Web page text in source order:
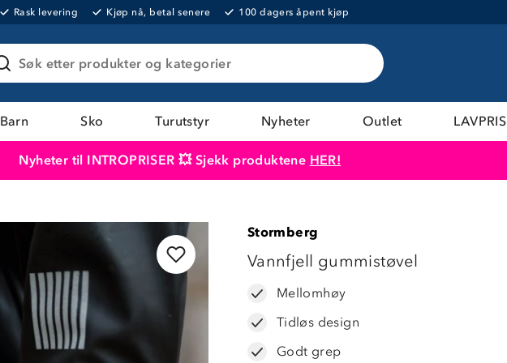
Rask levering Kjøp nå, betal senere 100 dagers åpent kjøp
Søk etter produkter og kategorier
Barn Sko Turutstyr Nyheter Outlet LAVPRIS
Nyheter til INTROPRISER 💥 Sjekk produktene HER!
Stormberg
Vannfjell gummistøvel
Mellomhøy
Tidløs design
Godt grep